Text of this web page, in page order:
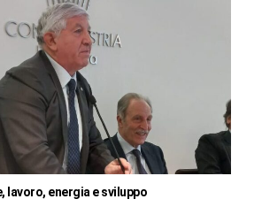
lavoro, energia e sviluppo